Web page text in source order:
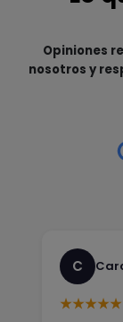
Opiniones
nosotros y
C
★★★★★